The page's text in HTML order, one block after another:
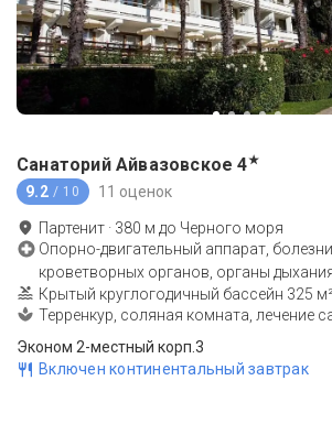
Санаторий Айвазовское 4★
9.2 / 10 11 оценок
Партенит · 380 м до Черного моря
Опорно-двигательный аппарат,
кроветворных органов, органы
Крытый круглогодичный бассейн 325 м²
Терренкур, соляная комната, лечение
Эконом 2-местный корп.3
Включен континентальный завтрак